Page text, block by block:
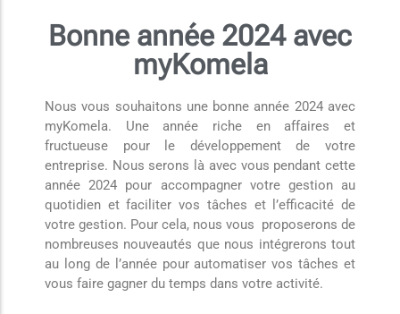
Bonne année 2024 avec
myKomela
Nous vous souhaitons une bonne année 2024 avec
myKomela. Une année riche en affaires et
fructueuse pour le développement de votre
entreprise. Nous serons là avec vous pendant cette
année 2024 pour accompagner votre gestion au
quotidien et faciliter vos tâches et l’efficacité de
votre gestion. Pour cela, nous vous proposerons de
nombreuses nouveautés que nous intégrerons tout
au long de l’année pour automatiser vos tâches et
vous faire gagner du temps dans votre activité.